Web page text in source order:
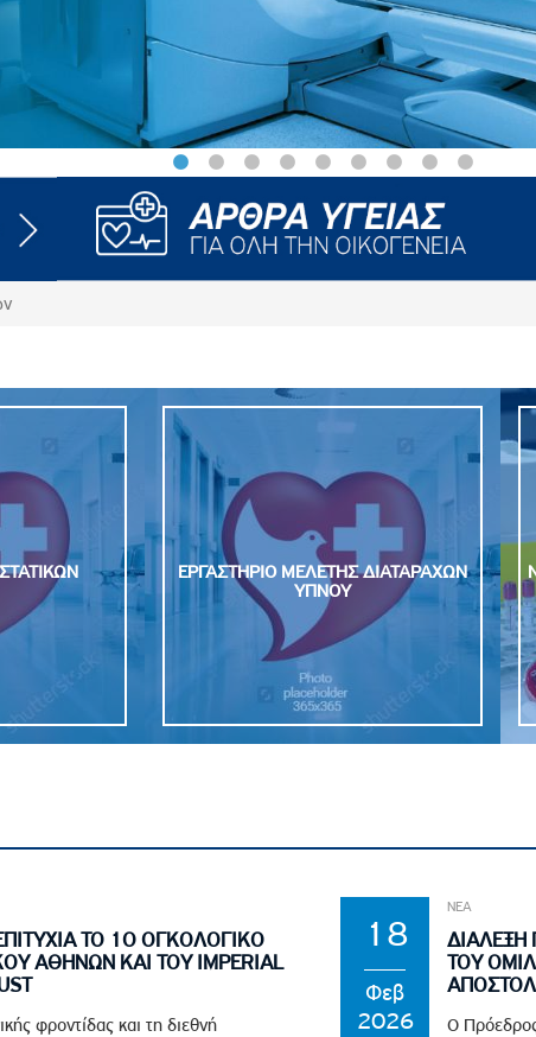
Προσωπικού, Στελεχών και Συνεργατών
Πληροφοριών
Δικαιωμάτων
και Υποψηφιοτήτων
Αποδοχών - Υποψηφιοτήτων
Επιτροπής Ελέγχου
Ανάπτυξης 2023
Προστασίας και Προαγωγής των Δικαιωμάτων των
ΔΙΑΤΑΡΑΧΩΝ
ΝΕΥΡΟΑΚΤΙΝΟΛΟΓΙΑΣ ΚΑΙ ΠΡΟΤΥΠΗΣ
ΝΕΥΡΟΑΠΕΙΚΟΝΙΣΗΣ
ΤΟ 1Ο ΟΓΚΟΛΟΓΙΚΟ
ΑΘΗΝΩΝ ΚΑΙ ΤΟΥ IMPERIAL
φροντίδας και τη διεθνή
18
Φεβ
2026
ΝΕΑ
ΔΙΑΛΕΞΗ
ΤΟΥ
Ο